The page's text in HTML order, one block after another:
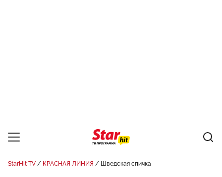
StarHit TV КРАСНАЯ ЛИНИЯ Шведская спичка